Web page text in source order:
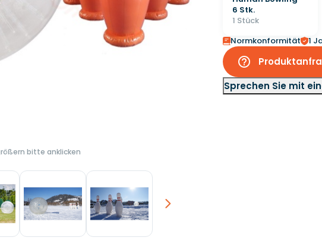
bitte anklicken
6 Stk.
1 Stück
Normkonformität 1
help_outline
Sprechen Sie mit